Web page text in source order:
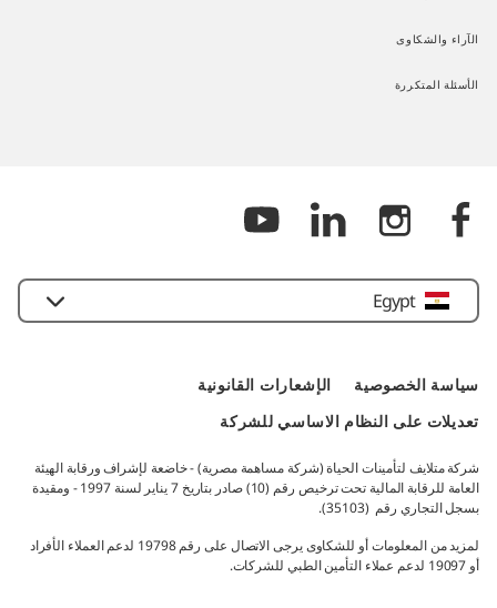
الآراء والشكاوى​
الأسئلة المتكررة​
Egypt
سياسة الخصوصية​ الإشعارات القانونية​
تعديلات على النظام الاساسي للشركة
شركة متلايف لتأمينات الحياة (شركة مساهمة مصرية) - خاضعة لإشراف ورقابة الهيئة
العامة للرقابة المالية تحت ترخيص رقم (10) صادر بتاريخ 7 يناير لسنة 1997 - ومقيدة
بسجل التجاري رقم (35103).​
لمزيد من المعلومات أو للشكاوى يرجى الاتصال على رقم 19798 لدعم العملاء الأفراد
أو 19097 لدعم عملاء التأمين الطبي للشركات.​